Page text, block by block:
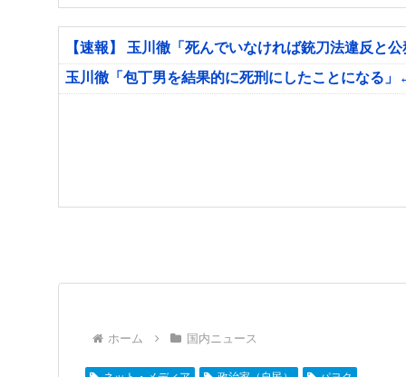
【速報】 玉川徹「死んでいなければ銃刀法違反と
玉川徹「包丁男を結果的に死刑にしたことになる
ホーム 国内ニュース